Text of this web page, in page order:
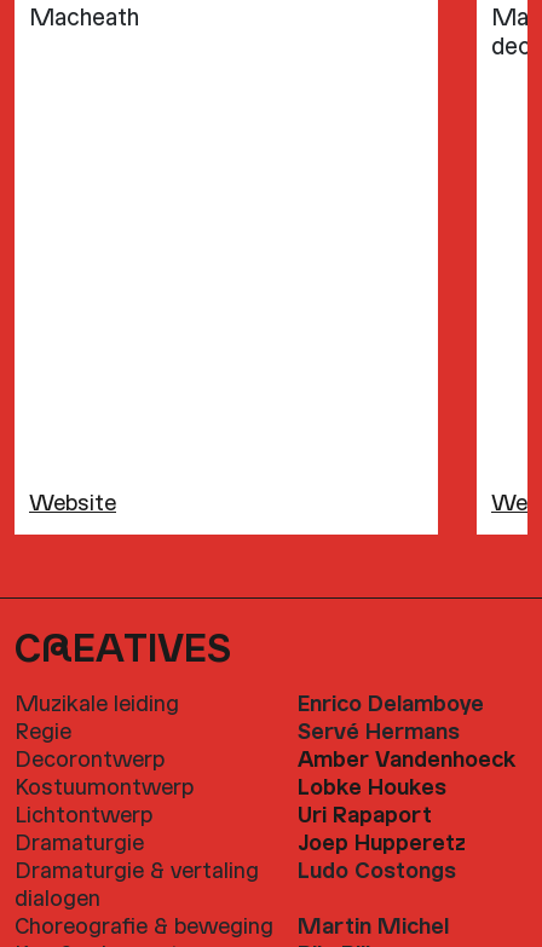
Macheath
Website
CREATIVES
Muzikale leiding
Enrico Delamboye
Regie
Servé Hermans
Decorontwerp
Amber Vandenhoeck
Kostuumontwerp
Lobke Houkes
Lichtontwerp
Uri Rapaport
Dramaturgie
Joep Hupperetz
Dramaturgie & vertaling
dialogen
Ludo Costongs
Choreografie & beweging
Martin Michel